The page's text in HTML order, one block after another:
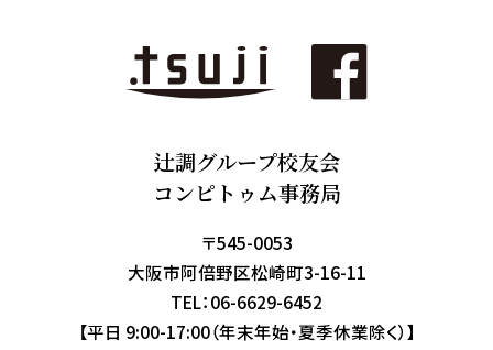
辻調グループ校友会
コンピトゥム事務局
〒545-0053
大阪市阿倍野区松崎町3-16-11
TEL：06-6629-6452
【平日 9:00-17:00（年末年始・夏季休業除く）】